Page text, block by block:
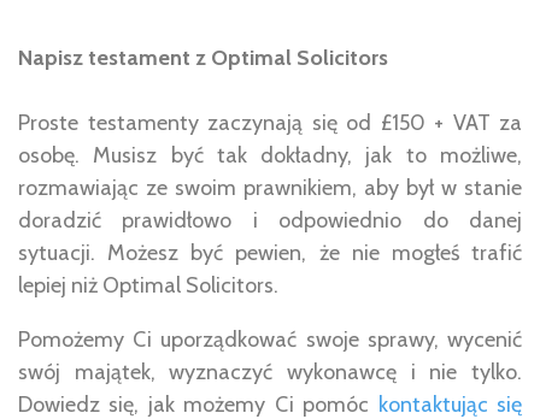
Napisz testament z Optimal Solicitors
Proste testamenty zaczynają się od £150 + VAT za
osobę. Musisz być tak dokładny, jak to możliwe,
rozmawiając ze swoim prawnikiem, aby był w stanie
doradzić prawidłowo i odpowiednio do danej
sytuacji. Możesz być pewien, że nie mogłeś trafić
lepiej niż Optimal Solicitors.
Pomożemy Ci uporządkować swoje sprawy, wycenić
swój majątek, wyznaczyć wykonawcę i nie tylko.
Dowiedz się, jak możemy Ci pomóc kontaktując się